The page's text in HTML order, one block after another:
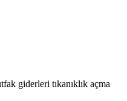
giderleri tıkanıklık açma